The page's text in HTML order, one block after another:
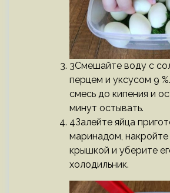
3Смешайте воду с
перцем и уксусом 9
смесь до кипения и
минут остывать.
4Залейте яйца
маринадом, накройте
крышкой и уберите
холодильник.